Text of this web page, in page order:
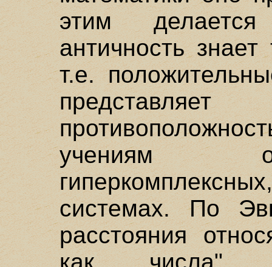
этим
античность
т.е.
учениям о
системах. По
расстояния